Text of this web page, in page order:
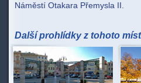
Náměstí Otakara Přemysla II.
Další prohlídky z tohoto